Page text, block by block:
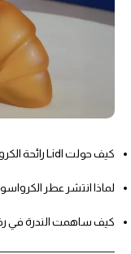
كيف حولت Lidl رائحة الكرواسون الى فكرة لايف ستايل؟
لماذا انتشر عطر
كيف ساهمت الندرة في